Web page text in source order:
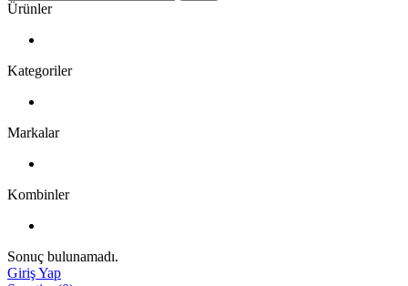
Ürünler
Kategoriler
Markalar
Kombinler
Sonuç bulunamadı.
Giriş Yap